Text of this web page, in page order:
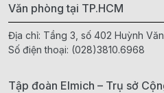
Văn phòng tại TP.HCM
Địa chỉ: Tầng 3, số 402 Huỳnh
Số điện thoại: (028)3810.6968
Tập đoàn Elmich – Trụ sở